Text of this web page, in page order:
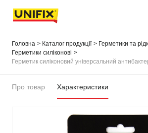
Головна Каталог продукції
Герметики та
Герметики силіконові
Герметик силіконовий універсальний
Про товар Характеристики